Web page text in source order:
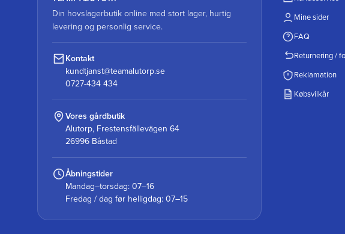
Din hovslagerbutik online med stort lager, hurtig
levering og personlig service.
Kontakt
kundtjanst@teamalutorp.se
0727-434 434
Vores gårdbutik
Alutorp, Frestensfällevägen 64
26996 Båstad
Åbningstider
Mandag–torsdag: 07–16
Fredag / dag før helligdag: 07–15
Mine sider
FAQ
Returnering /
Reklamation
Købsvilkår